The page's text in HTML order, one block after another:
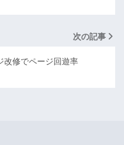
次の記事
改修でページ回遊率